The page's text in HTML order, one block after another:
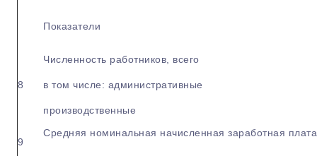
Показатели
8
Численность работников, всего
в том числе: административные
производственные
9
Средняя номинальная начисленная заработная плата